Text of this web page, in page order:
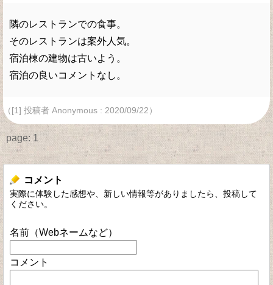
隣のレストランでの食事。
そのレストランは案外人気。
宿泊棟の建物は古いよう。
宿泊の良いコメントなし。
（[1] 投稿者 Anonymous : 2020/09/22）
page: 1
コメント
実際に体験した感想や、新しい情報等がありましたら、投稿して
ください。
名前（Webネームなど）
コメント